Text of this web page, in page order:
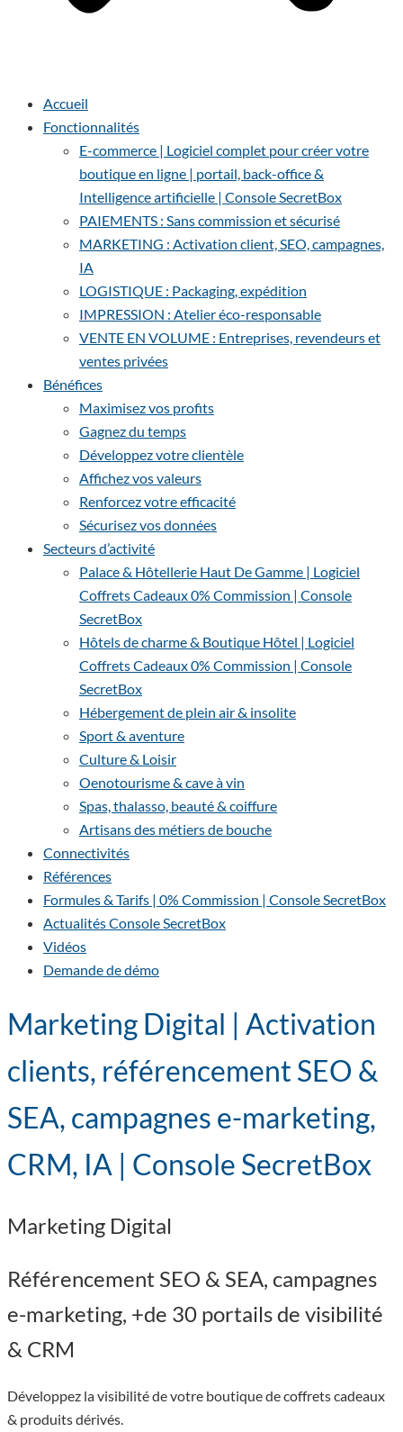
Accueil
Fonctionnalités
E-commerce | Logiciel complet pour créer votre
boutique en ligne | portail, back-office &
Intelligence artificielle | Console SecretBox
PAIEMENTS : Sans commission et sécurisé
MARKETING : Activation client, SEO, campagnes,
IA
LOGISTIQUE : Packaging, expédition
IMPRESSION : Atelier éco-responsable
VENTE EN VOLUME : Entreprises, revendeurs et
ventes privées
Bénéfices
Maximisez vos profits
Gagnez du temps
Développez votre clientèle
Affichez vos valeurs
Renforcez votre efficacité
Sécurisez vos données
Secteurs d’activité
Palace & Hôtellerie Haut De Gamme | Logiciel
Coffrets Cadeaux 0% Commission | Console
SecretBox
Hôtels de charme & Boutique Hôtel | Logiciel
Coffrets Cadeaux 0% Commission | Console
SecretBox
Hébergement de plein air & insolite
Sport & aventure
Culture & Loisir
Oenotourisme & cave à vin
Spas, thalasso, beauté & coiffure
Artisans des métiers de bouche
Connectivités
Références
Formules & Tarifs | 0% Commission | Console SecretBox
Actualités Console SecretBox
Vidéos
Demande de démo
Marketing Digital | Activation
clients, référencement SEO &
SEA, campagnes e-marketing,
CRM, IA | Console SecretBox
Marketing Digital
Référencement SEO & SEA, campagnes
e-marketing, +de 30 portails de visibilité
& CRM
Développez la visibilité de votre boutique de coffrets cadeaux
& produits dérivés.